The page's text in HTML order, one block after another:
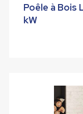
Poêle à Bois
kW